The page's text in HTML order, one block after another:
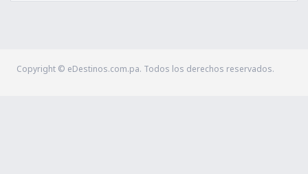
Copyright © eDestinos.com.pa. Todos los derechos reservados.